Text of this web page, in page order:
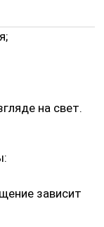
на свет.
зависит